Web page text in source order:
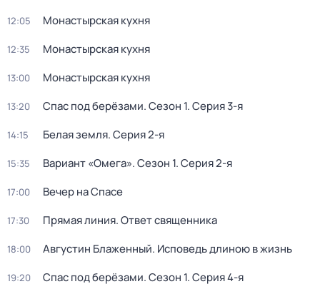
12:05 Монастырская кухня
12:35 Монастырская кухня
13:00 Монастырская кухня
13:20 Спас под берёзами. Сезон 1. Серия 3-я
14:15 Белая земля. Серия 2-я
15:35 Вариант «Омега». Сезон 1. Серия 2-я
17:00 Вечер на Спасе
17:30 Прямая линия. Ответ священника
18:00 Августин Блаженный. Исповедь длиною в жизнь
19:20 Спас под берёзами. Сезон 1. Серия 4-я